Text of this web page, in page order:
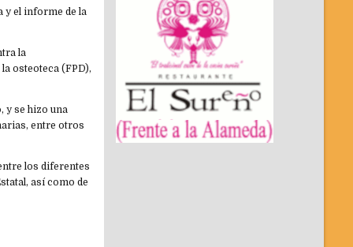
y el informe de la
la
osteoteca (FPD),
y se hizo una
entre otros
los diferentes
así como de